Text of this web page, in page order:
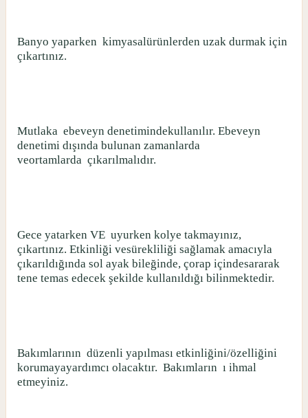
Banyo yaparken kimyasalürünlerden uzak durmak için
çıkartınız.
Mutlaka ebeveyn denetimindekullanılır. Ebeveyn
denetimi dışında bulunan zamanlarda
veortamlarda çıkarılmalıdır.
Gece yatarken VE uyurken kolye takmayınız,
çıkartınız. Etkinliği vesürekliliği sağlamak amacıyla
çıkarıldığında sol ayak bileğinde, çorap içindesararak
tene temas edecek şekilde kullanıldığı bilinmektedir.
Bakımlarının düzenli yapılması etkinliğini/özelliğini
korumayayardımcı olacaktır. Bakımların ı ihmal
etmeyiniz.